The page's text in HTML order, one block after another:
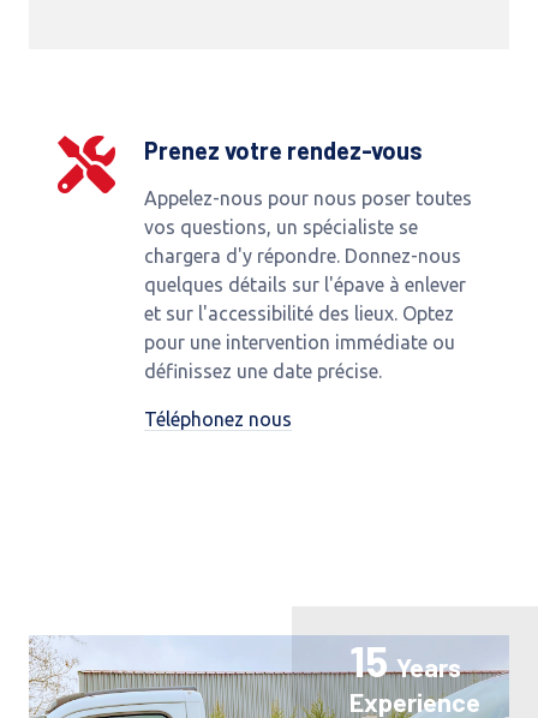
Prenez votre rendez-vous
Appelez-nous pour nous poser toutes
vos questions, un spécialiste se
chargera d'y répondre. Donnez-nous
quelques détails sur l'épave à enlever
et sur l'accessibilité des lieux. Optez
pour une intervention immédiate ou
définissez une date précise.
Téléphonez nous
15Years
Experience